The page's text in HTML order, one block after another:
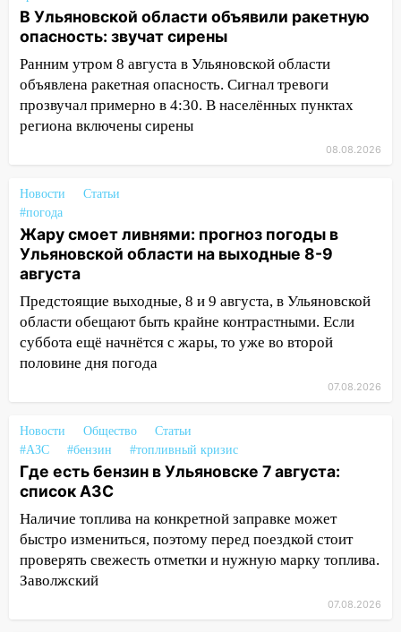
ремонтируют дороги, ставят остановки
и проводят новое освещение
16:35 В Ульяновске установили ещё
девять бункеров для крупногабаритного
мусора
16:26 В Ульяновске бесплатно покажут
16:12
В Ульяновском госуниверситете
разработают отечественный прибор для
цифровой ПЦР
15:47 Ульяновцы могут вернуть деньги
за абонементы закрывшегося фитнес-
клуба «Рекорд-Fitness»
15:34
После вмешательства
прокуратуры в селах Ульяновской
области привели в порядок детские
15:27
Прокуратура проверяет
капремонт школы в селе Кивать
15:08 В Кузоватово после прокурорской
проверки обновили разметку на
пешеходных переходах
14:40
На проспекте Гая в Ульяновске
запретили остановку автомобилей на
50-метровом участке
В Ульяновской области объявили ракетную
опасность: звучат сирены
Ранним утром 8 августа в Ульяновской области
объявлена ракетная опасность. Сигнал тревоги
прозвучал примерно в 4:30. В населённых пунктах
региона включены сирены
08.08.2026
Новости
Статьи
#погода
Жару смоет ливнями: прогноз погоды в
Ульяновской области на выходные 8-9
августа
Предстоящие выходные, 8 и 9 августа, в Ульяновской
области обещают быть крайне контрастными. Если
суббота ещё начнётся с жары, то уже во второй
половине дня погода
07.08.2026
Новости Общество
Статьи
#АЗС
#бензин #топливный кризис
Где есть бензин в Ульяновске 7 августа:
список АЗС
Наличие топлива на конкретной заправке может
быстро измениться, поэтому перед поездкой стоит
проверять свежесть отметки и нужную марку топлива.
Заволжский
07.08.2026